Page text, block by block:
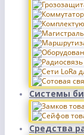
Системы
Средства